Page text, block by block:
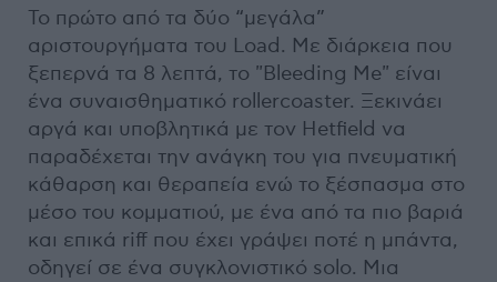
Το πρώτο από τα δύο “μεγάλα”
αριστουργήματα του Load. Με διάρκεια που
ξεπερνά τα 8 λεπτά, το "Bleeding Me" είναι
ένα συναισθηματικό rollercoaster. Ξεκινάει
αργά και υποβλητικά με τον Hetfield να
παραδέχεται την ανάγκη του για πνευματική
κάθαρση και θεραπεία ενώ το ξέσπασμα στο
μέσο του κομματιού, με ένα από τα πιο βαριά
και επικά riff που έχει γράψει ποτέ η μπάντα,
οδηγεί σε ένα συγκλονιστικό solo. Μια